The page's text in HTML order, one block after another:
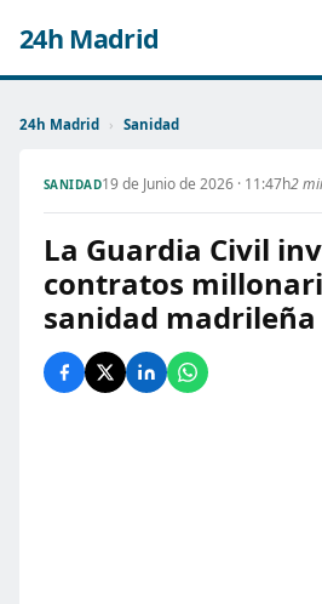
24h Madrid
24h Madrid › Sanidad
SANIDAD19 de Junio de 2026 · 11:47h2
La Guardia Civil
contratos
sanidad madrileña